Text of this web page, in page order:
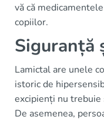
vă că
copiilor.
Siguranță
Lamictal are unele
istoric de
excipienți nu trebuie
De asemenea,